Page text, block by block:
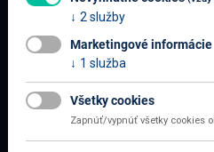
Všetko o
Najčastejšie
Doprava a
2 služby
Marketingové informácie
1 služba
Všetky cookies
Zapnúť/vypnúť všetky cookies